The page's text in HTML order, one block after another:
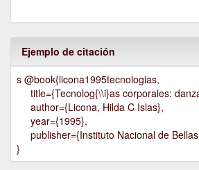
Ejemplo de citación
s @book{licona1995tecnologias,
title={Tecnolog{\\i}as corporales:
author={Licona, Hilda C Islas},
year={1995},
publisher={Instituto Nacional de
}